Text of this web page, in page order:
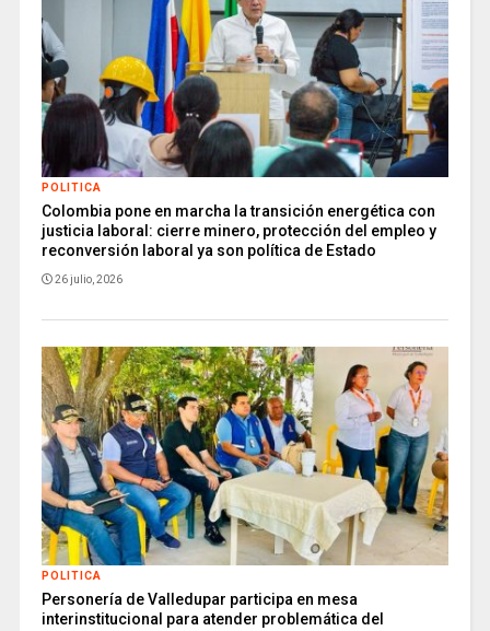
POLITICA
Colombia pone en marcha la transición energética con
justicia laboral: cierre minero, protección del empleo y
reconversión laboral ya son política de Estado
26 julio, 2026
POLITICA
Personería de Valledupar participa en mesa
interinstitucional para atender problemática del